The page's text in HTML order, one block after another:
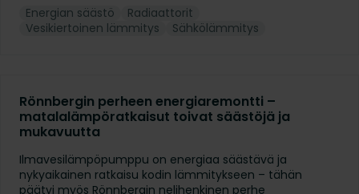
Energian säästö
Radiaattorit
Vesikiertoinen lämmitys
Sähkölämmitys
Rönnbergin perheen energiaremontti –
matalalämpöratkaisut toivat säästöjä ja
mukavuutta
Ilmavesilämpöpumppu on energiaa säästävä ja
nykyaikainen ratkaisu kodin lämmitykseen – tähän
päätyi myös Rönnbergin nelihenkinen perhe